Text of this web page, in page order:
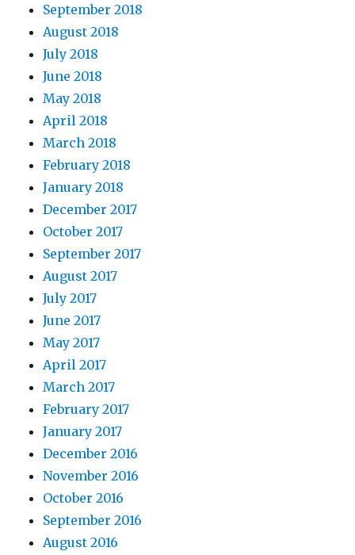
September 2018
August 2018
July 2018
June 2018
May 2018
April 2018
March 2018
February 2018
January 2018
December 2017
October 2017
September 2017
August 2017
July 2017
June 2017
May 2017
April 2017
March 2017
February 2017
January 2017
December 2016
November 2016
October 2016
September 2016
August 2016